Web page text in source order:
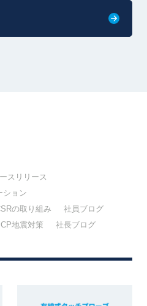
スリリース
ション
の取り組み
社員ブログ
地震対策
社長ブログ